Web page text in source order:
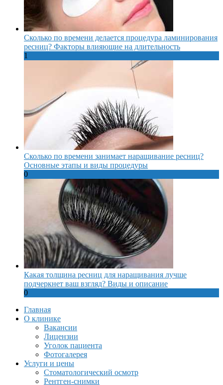
Сколько по времени делается процедура ламинирования
ресниц? Факторы влияющие на длительность
1
Сколько по времени занимает наращивание ресниц?
Основные этапы и виды процедуры
0
Какая толщина ресниц для наращивания лучше
подчеркнет ваш взгляд? Виды и описание
0
Главная
О клинике
Вакансии
Лицензии
Уголок пациента
Фотогалерея
Услуги и цены
Стоматологический осмотр
Рентген-снимки